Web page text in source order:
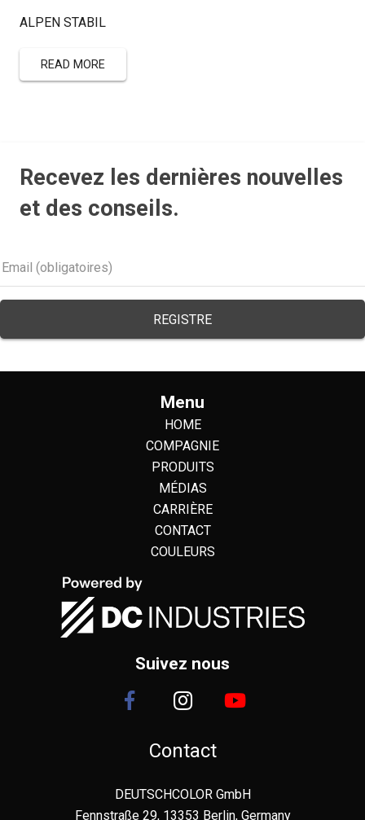
ALPEN STABIL
READ MORE
Recevez les dernières nouvelles
et des conseils.
Menu
HOME
COMPAGNIE
PRODUITS
MÉDIAS
CARRIÈRE
CONTACT
COULEURS
Suivez nous
Contact
DEUTSCHCOLOR GmbH
Fennstraße 29, 13353 Berlin, Germany